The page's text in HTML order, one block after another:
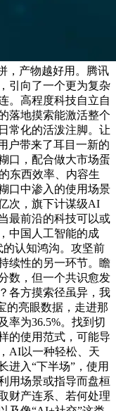
，产物越好用。腾讯
引向了一个更为复杂
。高程度科技自立自
落地摸索能激活整个
常化的活泼注脚。让
户带来了耳目一新的
口，配合做大市场蛋
东西效率、内容生
口中渗入的使用场景
次，旗下计谋级AI
最前沿的科技可以或
中国人工智能的成
的认知鸿沟。攻坚前
续性的另一环节。瞻
数，但一个共识愈发
各方摸索径虽异，我
的亮眼数据，走进那
率为36.5%。找到切
的使用范式，可能导
AI以一种轻松、天
进入“下半场”，使用
用场景或指导而盘桓
财产连系、若何处理